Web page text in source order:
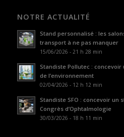
NOTRE ACTUALITÉ
Stand personnalisé : les
transport à ne pas manquer
15/06/2026 - 21 h 28 min
Standiste Pollutec :
de l’environnement
02/04/2026 - 12 h 12 min
Standiste SFO : concevoir un
Congrès d’Ophtalmologie
30/03/2026 - 18 h 11 min